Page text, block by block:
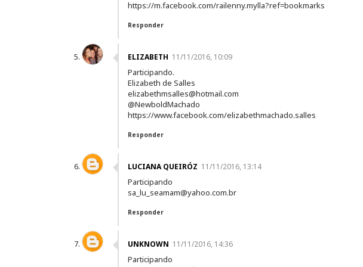
https://m.facebook.com/railenny.mylla?ref=bookmarks
Responder
ELIZABETH 11/11/2016, 10:09
Participando.
Elizabeth de Salles
elizabethmsalles@hotmail.com
@NewboldMachado
https://www.facebook.com/elizabethmachado.salles
Responder
LUCIANA QUEIRÓZ 11/11/2016, 13:14
Participando
sa_lu_seamam@yahoo.com.br
Responder
UNKNOWN 11/11/2016, 14:36
Participando